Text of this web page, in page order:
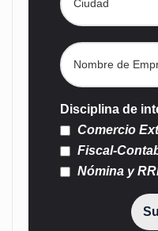
Disciplina de
Comercio
Fiscal-
Nómina y